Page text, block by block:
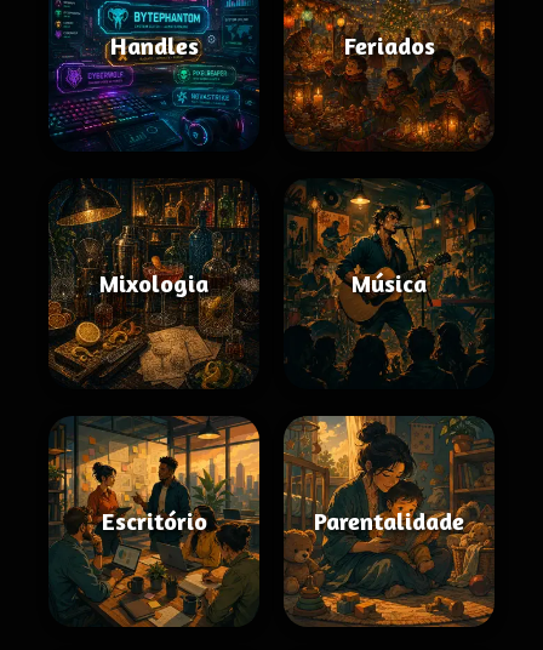
Handles Feriados
Mixologia Música
Escritório Parentalidade